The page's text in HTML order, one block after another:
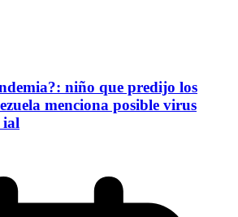
niño que predijo los
menciona posible virus
ial